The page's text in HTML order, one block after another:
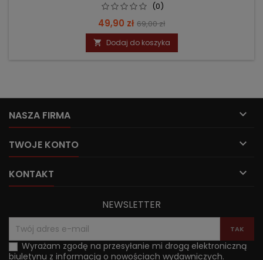
(0)
Cena
49,90 zł Cena
podstawowa
69,00 zł
 Dodaj do koszyka
NASZA FIRMA 
TWOJE KONTO 
KONTAKT 
NEWSLETTER
Wyrażam zgodę na przesyłanie mi drogą elektroniczną
biuletynu z informacją o nowościach wydawniczych.